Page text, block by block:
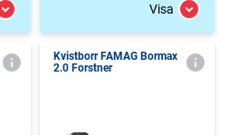
Visa
Kvistborr FAMAG Bormax
2.0 Forstner